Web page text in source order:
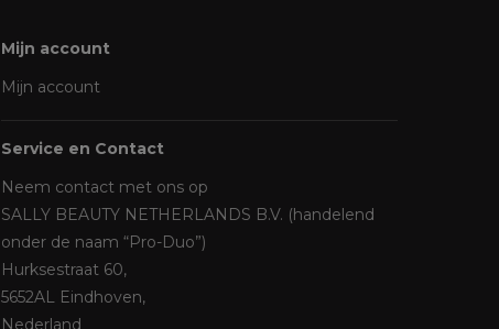
Mijn account
Mijn account
Service en Contact
Neem contact met ons op
SALLY BEAUTY NETHERLANDS B.V. (handelend
onder de naam “Pro-Duo”)
Hurksestraat 60,
5652AL Eindhoven,
Nederland